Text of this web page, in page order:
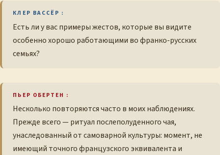
КЛЕР ВАССЁР :
Есть ли у вас примеры жестов, которые вы видите
особенно хорошо работающими во франко-русских
семьях?
ПЬЕР ОБЕРТЕН :
Несколько повторяются часто в моих наблюдениях.
Прежде всего — ритуал послеполуденного чая,
унаследованный от самоварной культуры: момент, не
имеющий точного французского эквивалента и